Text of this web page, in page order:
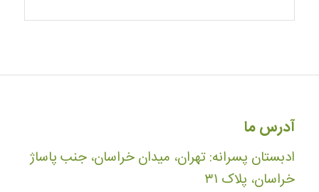
آدرس ما
ادبستان پسرانه: تهران، میدان خراسان، جنب پاساژ
خراسان، پلاک ۳۱